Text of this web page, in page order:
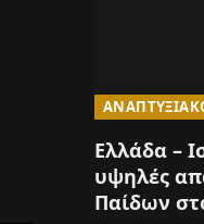
Ελλάδα –
υψηλές
Παίδων